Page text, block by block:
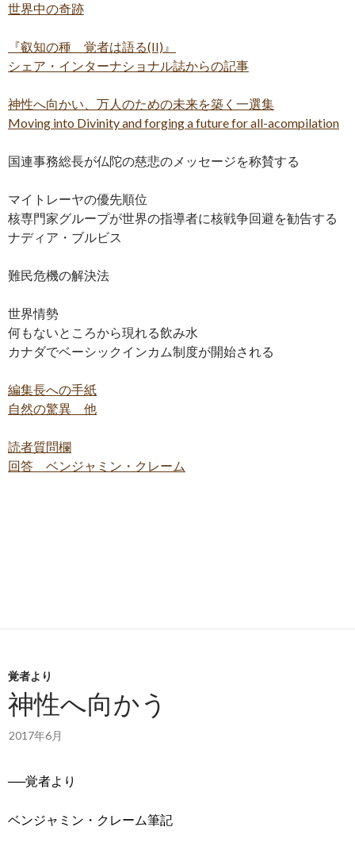
世界中の奇跡
『叡知の種 覚者は語る(II)』
シェア・インターナショナル誌からの記事
神性へ向かい、万人のための未来を築く一選集
Moving into Divinity and forging a future for all-acompilation
国連事務総長が仏陀の慈悲のメッセージを称賛する
マイトレーヤの優先順位
核専門家グループが世界の指導者に核戦争回避を勧告する
ナディア・ブルビス
難民危機の解決法
世界情勢
何もないところから現れる飲み水
カナダでベーシックインカム制度が開始される
編集長への手紙
自然の驚異 他
読者質問欄
回答 ベンジャミン・クレーム
覚者より
神性へ向かう
2017年6月
──覚者より
ベンジャミン・クレーム筆記